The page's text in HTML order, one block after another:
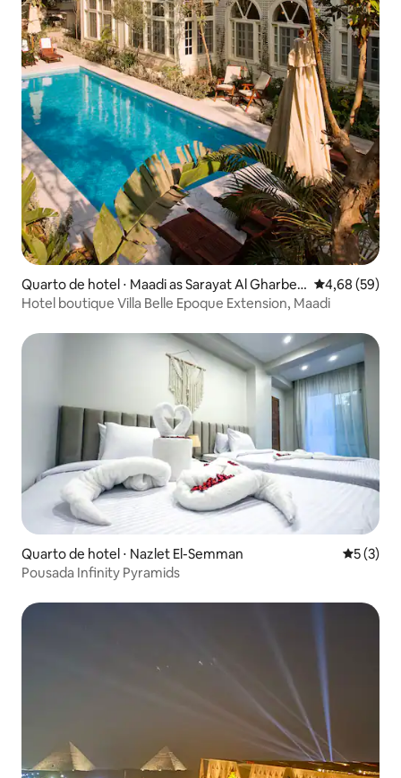
Quarto de hotel ⋅ Maadi as Sarayat Al Gharbey
ah
4,68 de uma
4,68 (59)
Hotel boutique Villa Belle Epoque Extension, Maadi
Quarto de hotel ⋅ Nazlet El-Semman 5 de
5 (3)
Pousada Infinity Pyramids